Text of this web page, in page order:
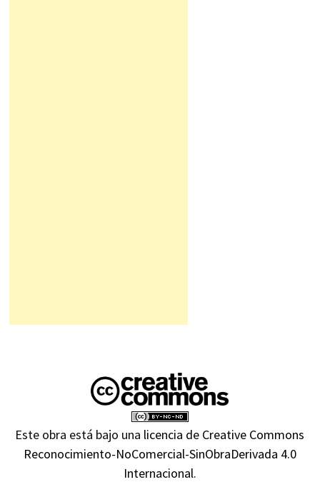
Este obra está bajo una licencia de Creative Commons
Reconocimiento-NoComercial-SinObraDerivada 4.0
Internacional.